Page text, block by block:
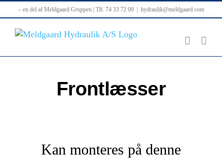
to
content
– en del af Meldgaard Gruppen | Tlf. 74 33 72 00 hydraulik@meldgaard.com
Frontlæsser
Kan monteres på denne